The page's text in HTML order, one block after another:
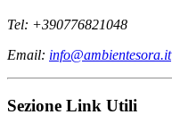
Tel: +390776821048
Email: info@ambientesora.it
Sezione Link Utili